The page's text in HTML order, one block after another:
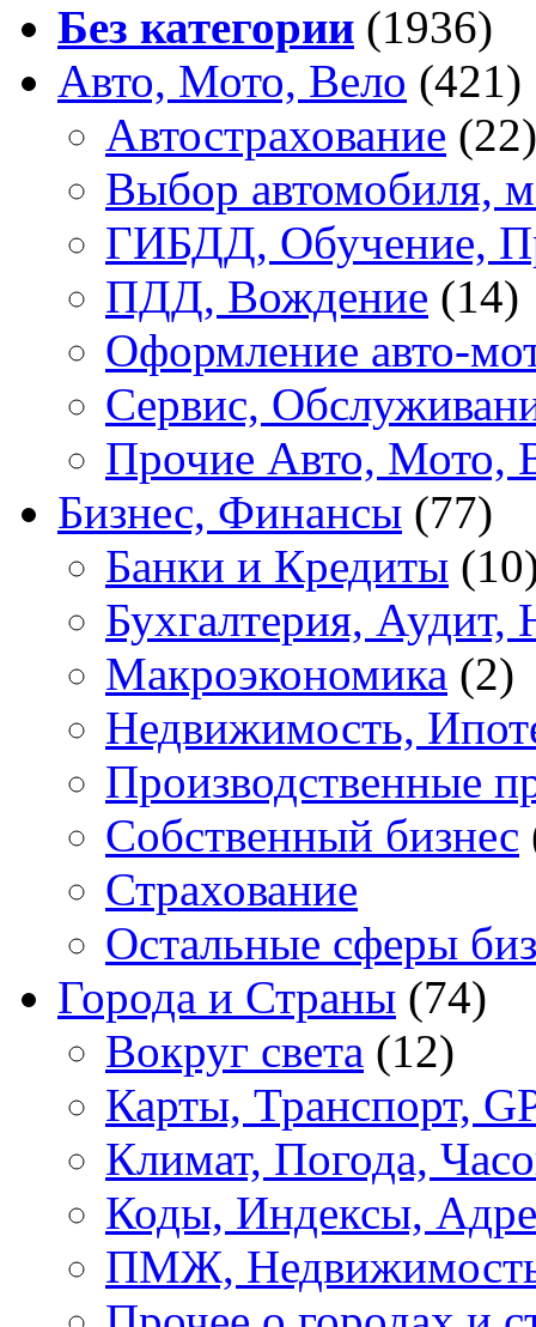
Без категории (1936)
Авто, Мото, Вело (421)
Автострахование (22)
Выбор автомобиля,
ГИБДД, Обучение,
ПДД, Вождение (14)
Оформление авто-
Сервис,
Прочие Авто, Мото,
Бизнес, Финансы (77)
Банки и Кредиты
Бухгалтерия, Аудит,
Макроэкономика (2)
Недвижимость,
Производственные
Собственный бизнес
Страхование
Остальные сферы
Города и Страны (74)
Вокруг света (12)
Карты, Транспорт,
Климат, Погода,
Коды, Индексы,
ПМЖ,